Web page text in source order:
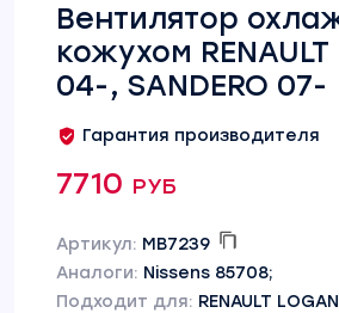
Вентилятор
кожухом RENAULT
04-, SANDERO 07-
Гарантия производителя
7710 руб
Артикул: MB7239
Аналоги: Nissens 85708;
Подходит для: RENAULT